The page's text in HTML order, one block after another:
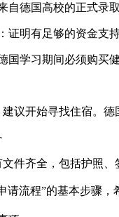
自德国高校的正式录
：证明有足够的资金支
国学习期间必须购买健
议开始寻找住宿。
件齐全，包括护照
请流程”的基本步骤